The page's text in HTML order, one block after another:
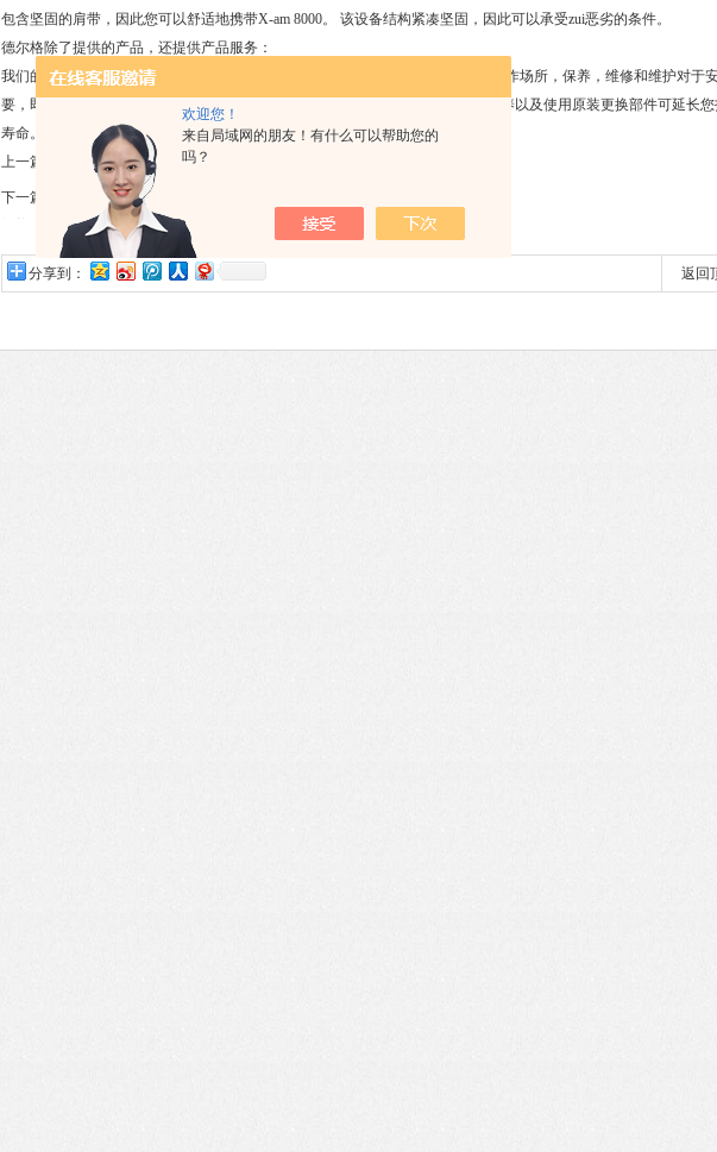
欢迎您！
来自局域网的朋友！有什么可以帮助您的
吗？
包含坚固的肩带，因此您可以舒适地携带X-am 8000。 该设备结构紧凑坚固，因此可以承受zui恶劣的条件。
德尔格除了提供的产品，还提供产品服务：
我们的产品服务可通过不同的服务包括提供支持-在我们工作车间或直接在您的工作场所，保养，维修和维护对于
要，即使处于商业考虑，谨慎进行维护和保养也非常必要，预防性检查，持续保养以及使用原装更换部件可延长
寿命。
上一篇：
意大利B&C推出高浊度和悬浮物探头
TU8355
下一篇：
Kanomax出新品啦!尘埃粒子计数器3886升
级换代成3889
分享到： 返回